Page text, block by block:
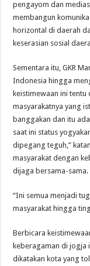
pengayom dan
membangun
horizontal di daerah
keserasian sosial
Sementara itu, GKR
Indonesia hingga
keistimewaan ini
masyarakatnya yang
banggakan dan itu
saat ini status
dipegang teguh,”
masyarakat dengan
dijaga bersama-sama.
“Ini semua menjadi
masyarakat hingga
Berbicara
keberagaman di jogja
dikatakan kota yang